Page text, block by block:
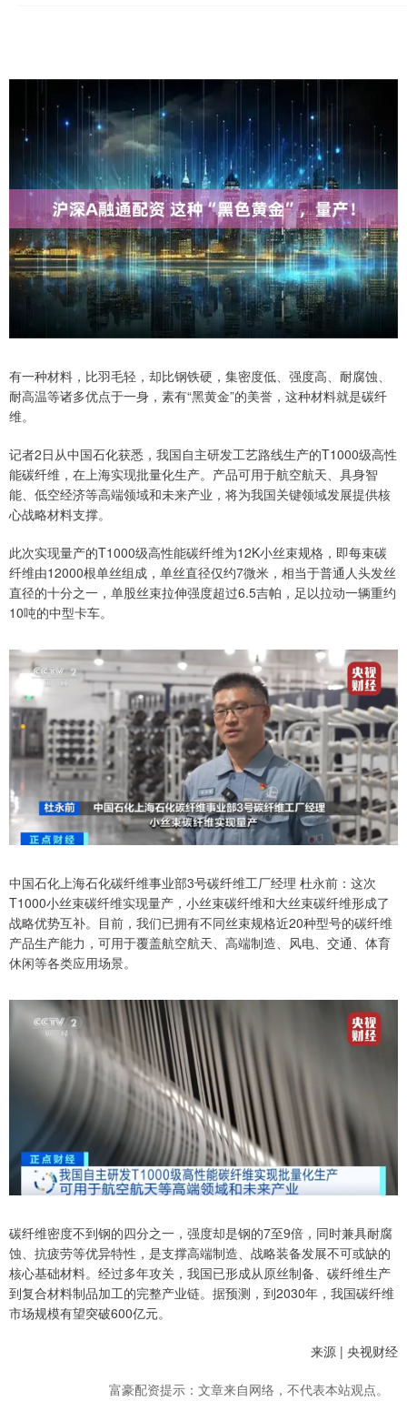
有一种材料，比羽毛轻，却比钢铁硬，集密度低、强度高、耐腐蚀、
耐高温等诸多优点于一身，素有“黑黄金”的美誉，这种材料就是碳纤
维。
记者2日从中国石化获悉，我国自主研发工艺路线生产的T1000级高性
能碳纤维，在上海实现批量化生产。产品可用于航空航天、具身智
能、低空经济等高端领域和未来产业，将为我国关键领域发展提供核
心战略材料支撑。
此次实现量产的T1000级高性能碳纤维为12K小丝束规格，即每束碳
纤维由12000根单丝组成，单丝直径仅约7微米，相当于普通人头发丝
直径的十分之一，单股丝束拉伸强度超过6.5吉帕，足以拉动一辆重约
10吨的中型卡车。
中国石化上海石化碳纤维事业部3号碳纤维工厂经理 杜永前：这次
T1000小丝束碳纤维实现量产，小丝束碳纤维和大丝束碳纤维形成了
战略优势互补。目前，我们已拥有不同丝束规格近20种型号的碳纤维
产品生产能力，可用于覆盖航空航天、高端制造、风电、交通、体育
休闲等各类应用场景。
碳纤维密度不到钢的四分之一，强度却是钢的7至9倍，同时兼具耐腐
蚀、抗疲劳等优异特性，是支撑高端制造、战略装备发展不可或缺的
核心基础材料。经过多年攻关，我国已形成从原丝制备、碳纤维生产
到复合材料制品加工的完整产业链。据预测，到2030年，我国碳纤维
市场规模有望突破600亿元。
来源 | 央视财经
富豪配资提示：文章来自网络，不代表本站观点。